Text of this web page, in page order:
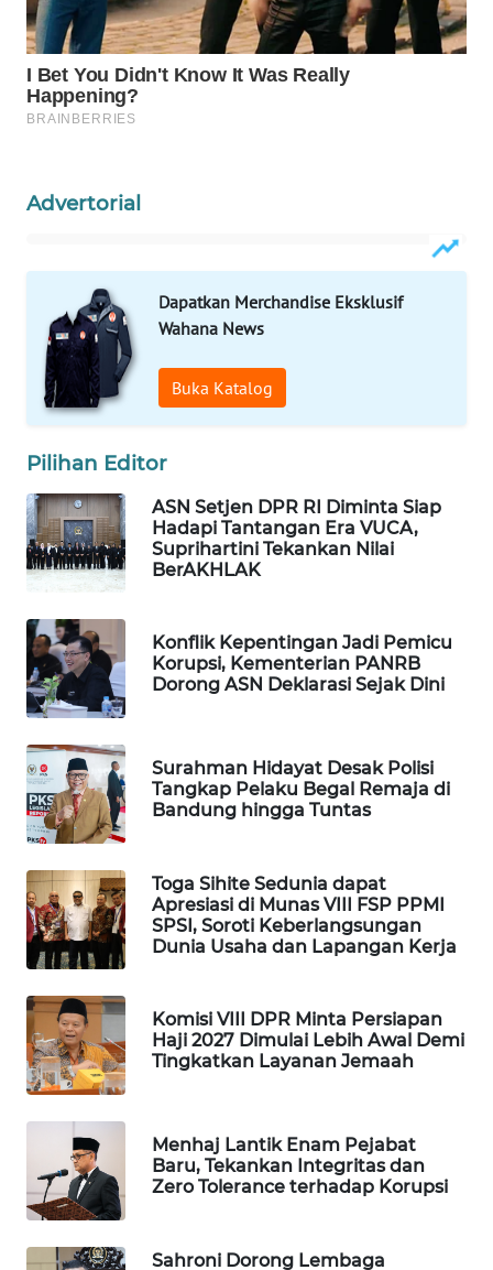
Advertorial
Dapatkan Merchandise Eksklusif
Wahana News
Buka Katalog
Pilihan Editor
ASN Setjen DPR RI Diminta Siap
Hadapi Tantangan Era VUCA,
Suprihartini Tekankan Nilai
BerAKHLAK
Konflik Kepentingan Jadi Pemicu
Korupsi, Kementerian PANRB
Dorong ASN Deklarasi Sejak Dini
Surahman Hidayat Desak Polisi
Tangkap Pelaku Begal Remaja di
Bandung hingga Tuntas
Toga Sihite Sedunia dapat
Apresiasi di Munas VIII FSP PPMI
SPSI, Soroti Keberlangsungan
Dunia Usaha dan Lapangan Kerja
Komisi VIII DPR Minta Persiapan
Haji 2027 Dimulai Lebih Awal Demi
Tingkatkan Layanan Jemaah
Menhaj Lantik Enam Pejabat
Baru, Tekankan Integritas dan
Zero Tolerance terhadap Korupsi
Sahroni Dorong Lembaga
TANI
WAHANA
ADVOKAT
WAHANA
LISTRIK
WAHANA
TRAVEL
TV
WAHANANEWS
ID
WAHANANEWS
CO ID
WAHANANEWS
NET
WAHANA
SPORT
WAHANA
UMKM
WAHANA
WAHANA
PERSONA
OTOMOTIF
WAHANA